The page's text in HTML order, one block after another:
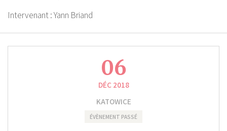
Intervenant :Yann Briand
06
DÉC 2018
KATOWICE
ÉVÈNEMENT PASSÉ